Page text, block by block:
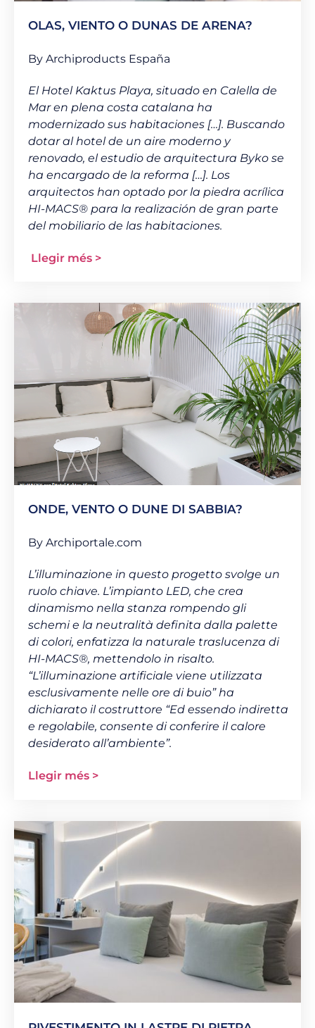
OLAS, VIENTO O DUNAS DE ARENA?
By Archiproducts España
El Hotel Kaktus Playa, situado en Calella de
Mar en plena costa catalana ha
modernizado sus habitaciones […]. Buscando
dotar al hotel de un aire moderno y
renovado, el estudio de arquitectura Byko se
ha encargado de la reforma […]. Los
arquitectos han optado por la piedra acrílica
HI-MACS® para la realización de gran parte
del mobiliario de las habitaciones.
Llegir més >
ONDE, VENTO O DUNE DI SABBIA?
By Archiportale.com
L’illuminazione in questo progetto svolge un
ruolo chiave. L’impianto LED, che crea
dinamismo nella stanza rompendo gli
schemi e la neutralità definita dalla palette
di colori, enfatizza la naturale traslucenza di
HI-MACS®, mettendolo in risalto.
“L’illuminazione artificiale viene utilizzata
esclusivamente nelle ore di buio” ha
dichiarato il costruttore “Ed essendo indiretta
e regolabile, consente di conferire il calore
desiderato all’ambiente”.
Llegir més >